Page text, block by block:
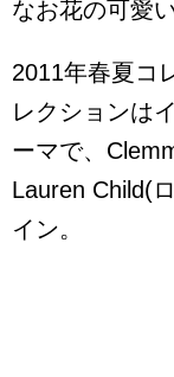
なお花の可愛
2011年春夏コ
レクションは
ーマで、
Lauren Child(
イン。